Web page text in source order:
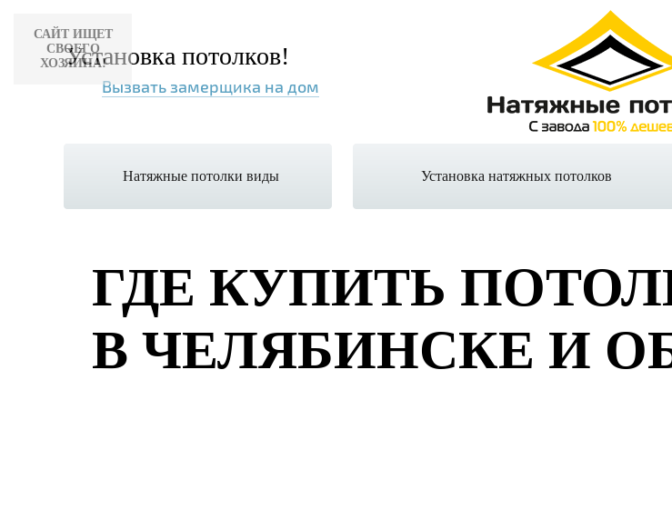
Установка потолков!
Вызвать замерщика на дом
Натяжные потолки виды Установка натяжных потолков
ГДЕ КУПИТЬ
В ЧЕЛЯБИНСКЕ И
САЙТ ИЩЕТ
СВОЕГО
ХОЗЯИНА!